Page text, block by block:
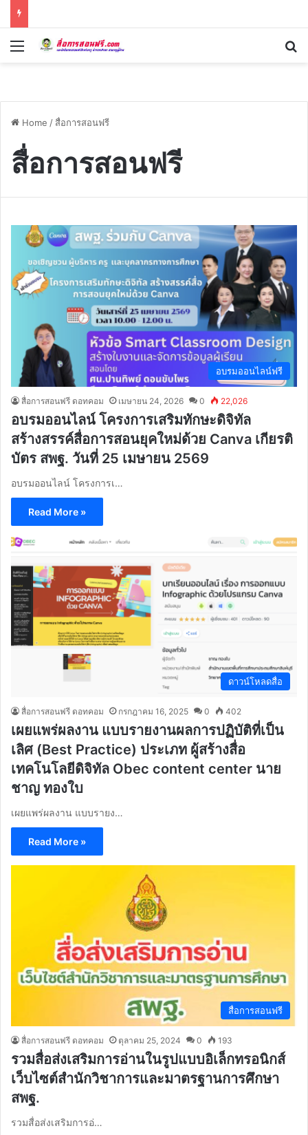
Menu
Home / สื่อการสอนฟรี
สื่อการสอนฟรี
อบรมออนไลน์ฟรี
สื่อการสอนฟรี ดอทคอม เมษายน 24, 2026 0 22,026
อบรมออนไลน์ โครงการเสริมทักษะดิจิทัล
สร้างสรรค์สื่อการสอนยุคใหม่ด้วย Canva เกียรติ
บัตร สพฐ. วันที่ 25 เมษายน 2569
อบรมออนไลน์ โครงการเ…
Read More »
ดาวน์โหลดสื่อ
สื่อการสอนฟรี ดอทคอม กรกฎาคม 16, 2025 0 402
เผยแพร่ผลงาน แบบรายงานผลการปฏิบัติที่เป็น
เลิศ (Best Practice) ประเภท ผู้สร้างสื่อ
เทคโนโลยีดิจิทัล Obec content center นาย
ชาญ ทองใบ
เผยแพร่ผลงาน แบบรายง…
Read More »
สื่อการสอนฟรี
สื่อการสอนฟรี ดอทคอม ตุลาคม 25, 2024 0 193
รวมสื่อส่งเสริมการอ่านในรูปแบบอิเล็กทรอนิกส์
เว็บไซต์สำนักวิชาการและมาตรฐานการศึกษา
สพฐ.
รวมสื่อส่งเสริมการอ่…